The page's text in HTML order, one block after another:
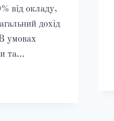
від окладу,
дохід
умовах
та…